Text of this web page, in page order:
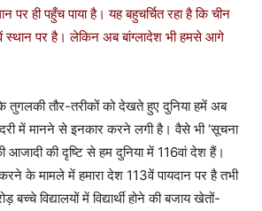
ही पहुँच पाया है। यह बहुचर्चित रहा है कि चीन
पर है। लेकिन अब बांग्लादेश भी हमसे आगे
तुगलकी तौर-तरीकों को देखते हुए दुनिया हमें अब
में मानने से इनकार करने लगी है। वैसे भी ‘सूचना
आजादी की दृष्टि से हम दुनिया में 116वां देश हैं।
के मामले में हमारा देश 113वें पायदान पर है तभी
विद्यालयों में विद्यार्थी होने की बजाय खेतों-